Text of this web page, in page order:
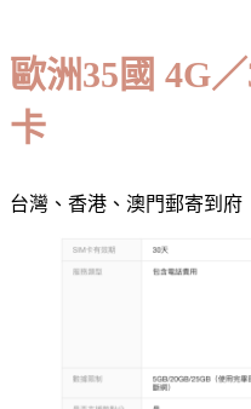
歐洲35國 4G
卡
台灣、香港、澳門郵寄到府